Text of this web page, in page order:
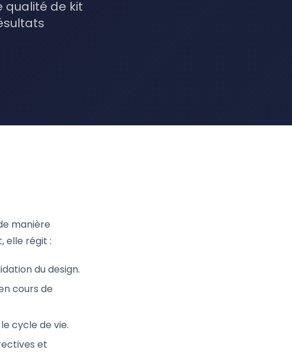
qualité de kit
manière
elle régit :
du design.
cours de
cycle de vie.
et